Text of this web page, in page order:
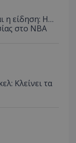
η είδηση: Η…
στο NBA
Κλείνει τα